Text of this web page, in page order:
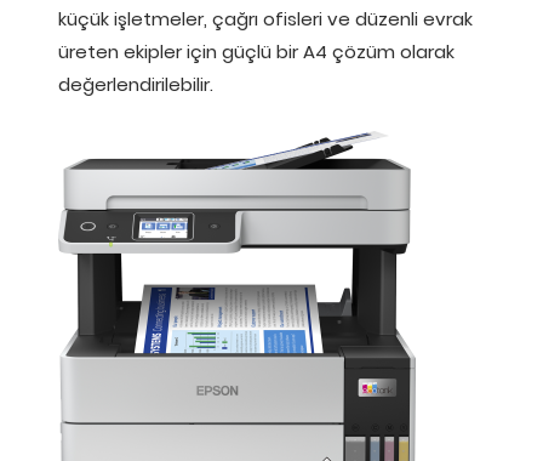
küçük işletmeler, çağrı ofisleri ve düzenli evrak
üreten ekipler için güçlü bir A4 çözüm olarak
değerlendirilebilir.